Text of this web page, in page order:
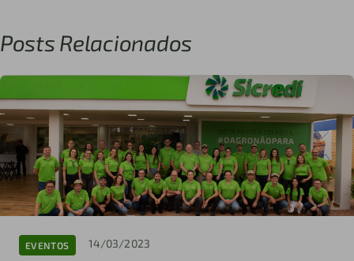
Posts Relacionados
EVENTOS 14/03/2023